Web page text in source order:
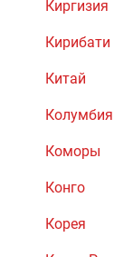
Киргизия
Кирибати
Китай
Колумбия
Коморы
Конго
Корея